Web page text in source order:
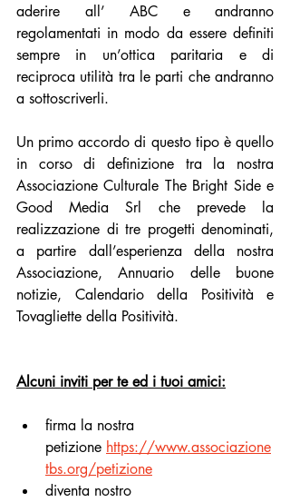
aderire all’ ABC e andranno
regolamentati in modo da essere definiti
sempre in un’ottica paritaria e di
reciproca utilità tra le parti che andranno
a sottoscriverli.
Un primo accordo di questo tipo è quello
in corso di definizione tra la nostra
Associazione Culturale The Bright Side e
Good Media Srl che prevede la
realizzazione di tre progetti denominati,
a partire dall’esperienza della nostra
Associazione, Annuario delle buone
notizie, Calendario della Positività e
Tovagliette della Positività.
Alcuni inviti per te ed i tuoi amici:
firma la nostra
petizione https://www.associazione
tbs.org/petizione
diventa nostro